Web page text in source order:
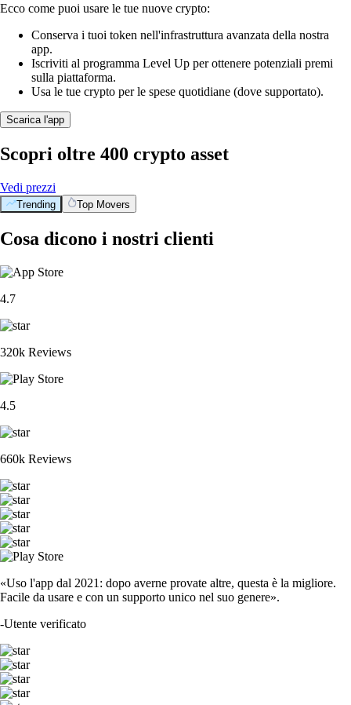
Ecco come puoi usare le tue nuove crypto:
Conserva i tuoi token nell'infrastruttura avanzata della nostra
app.
Iscriviti al programma Level Up per ottenere potenziali premi
sulla piattaforma.
Usa le tue crypto per le spese quotidiane (dove supportato).
Scarica l'app
Scopri oltre 400 crypto asset
Vedi prezzi
Trending Top Movers
Cosa dicono i nostri clienti
4.7
320k Reviews
4.5
660k Reviews
«Uso l'app dal 2021: dopo averne provate altre, questa è la migliore.
Facile da usare e con un supporto unico nel suo genere».
-Utente verificato